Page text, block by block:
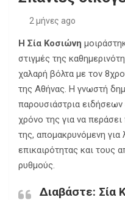
2 μήνες ago
Η Σία Κοσιώνη
στιγμές της
χαλαρή βόλτα με τον
της Αθήνας. Η γνωστή
παρουσιάστρια
χρόνο της για να περάσει
της, απομακρυνόμενη
επικαιρότητας και τους
ρυθμούς.
Διαβάστε: Σία